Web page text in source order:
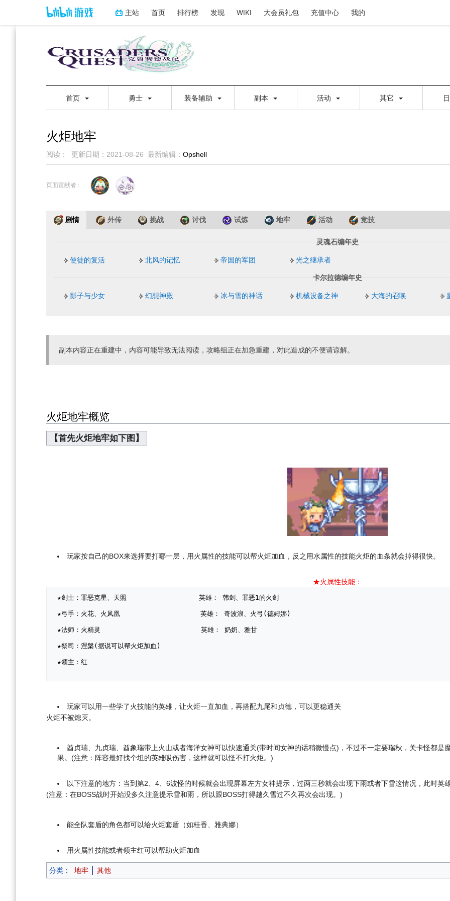
主站 首页 排行榜 发现 WIKI 大会员礼包 充值中心 我的
首页 勇士 装备辅助 副本 活动 其它
火炬地牢
阅读： 更新日期： 2021-08-26 最新编辑： Opshell
到
到
页面贡献者 :
剧情 外传 挑战 讨伐 试炼 地牢 活动 竞技
灵魂石编年史
使徒的复活 北风的记忆 帝国的军团 光之继承者
卡尔拉德编年史
影子与少女 幻想神殿 冰与雪的神话 机械设备之神 大海的召唤
副本内容正在重建中，内容可能导致无法阅读，攻略组正在加急重建，对此造成的不便请谅解。
火炬地牢概览
【首先火炬地牢如下图】
玩家按自己的BOX来选择要打哪一层，用火属性的技能可以帮火炬加血，反之用水属性的技能火炬的血条就会掉得很快。
★火属性技能：
★剑士：罪恶克星、天照                  英雄： 韩剑、罪恶1的火剑
★弓手：火花、火凤凰                    英雄： 奇波浪、火弓(德姆娜)
★法师：火精灵                         英雄： 奶奶、雅甘
★祭司：涅槃(据说可以帮火炬加血)
★领主：红
玩家可以用一些学了火技能的英雄，让火炬一直加血，再搭配九尾和贞德，可以更稳通关
火炬不被熄灭。
酋贞瑞、九贞瑞、酋象瑞带上火山或者海洋女神可以快速通关(带时间女神的话稍微慢点)，不过不一定要瑞秋，关卡怪都是
果。(注意：阵容最好找个坦的英雄吸伤害，这样就可以怪不打火炬。)
以下注意的地方：当到第2、4、6波怪的时候就会出现屏幕左方女神提示，过两三秒就会出现下雨或者下雪这情况，此时英
(注意：在BOSS战时开始没多久注意提示雪和雨，所以跟BOSS打得越久雪过不久再次会出现。)
能全队套盾的角色都可以给火炬套盾（如桂香、雅典娜）
用火属性技能或者领主红可以帮助火炬加血
分类 ： 地牢 其他